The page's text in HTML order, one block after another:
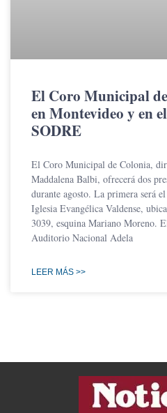
El Coro Municipal
en Montevideo y en
SODRE
El Coro Municipal de Colonia,
Maddalena Balbi, ofrecerá dos
durante agosto. La primera será
Iglesia Evangélica Valdense,
3039, esquina Mariano Moreno.
Auditorio Nacional Adela
LEER MÁS >>